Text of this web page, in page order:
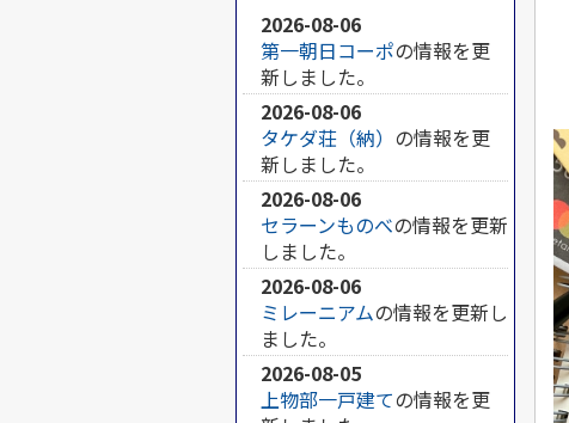
2026-08-06
第一朝日コーポの情報を更
新しました。
2026-08-06
タケダ荘（納） の情報を更
新しました。
2026-08-06
セラーンものべの情報を更新
しました。
2026-08-06
ミレーニアムの情報を更新し
ました。
2026-08-05
上物部一戸建ての情報を更